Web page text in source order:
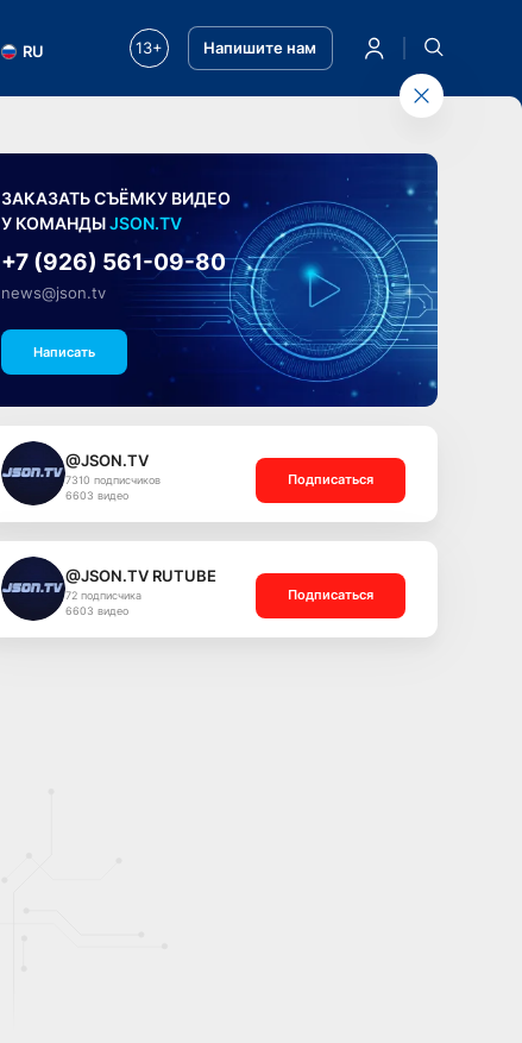
RU 13+ Напишите нам
ЗАКАЗАТЬ СЪЁМКУ ВИДЕО
У КОМАНДЫJSON.TV
+7 (926) 561-09-80
news@json.tv
Написать
@JSON.TV
7310 подписчиков
6603 видео
Подписаться
@JSON.TV RUTUBE
72 подписчика
6603 видео
Подписаться